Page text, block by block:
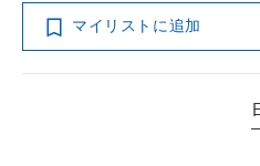
マイリストに追加